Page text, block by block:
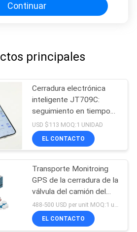
Continuar
principales
Cerradura electrónica
inteligente JT709C:
seguimiento en tiempo
real y desbloqueo
remoto
USD $113 MOQ:1 UNIDAD
EL CONTACTO
Transporte Monitroing
GPS de la cerradura de la
válvula del camión del
tanque de aceite que
coloca el seguimiento
488-500 USD per unit MOQ:1 unidad
EL CONTACTO